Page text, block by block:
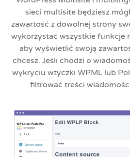
sieci multisite będziesz
zawartość z dowolnej strony
wykorzystać wszystkie funkcje
aby wyświetlić swoją
chcesz. Jeśli chodzi o
wykryciu wtyczki WPML lub
filtrować treści